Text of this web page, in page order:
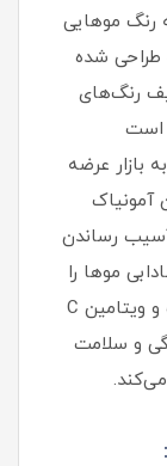
رنگ موهایی
طراحی شده
رنگ‌های
است
بازار عرضه
آمونیاک
رساندن
موها را
تضمین می‌کند. همچنین، حضور نرم‌ کننده و ویتامین C
و سلامت